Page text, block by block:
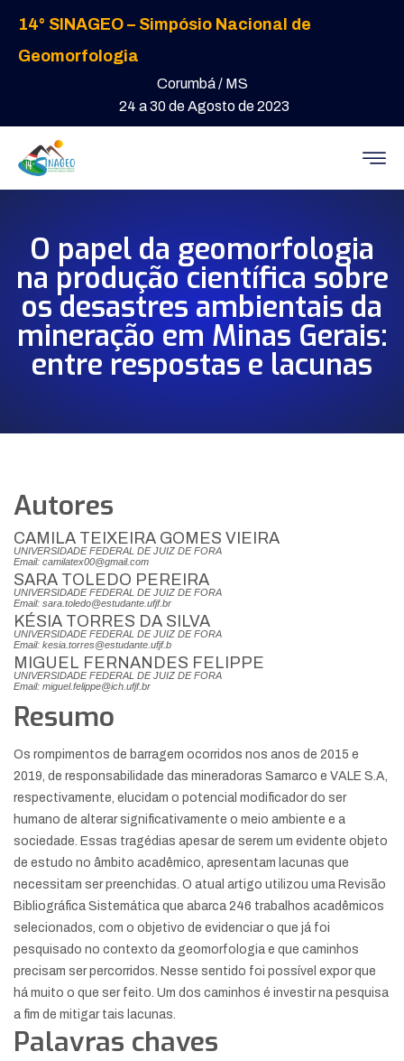
14° SINAGEO – Simpósio Nacional de
Geomorfologia
Corumbá / MS
24 a 30 de Agosto de 2023
O papel da geomorfologia
na produção científica sobre
os desastres ambientais da
mineração em Minas Gerais:
entre respostas e lacunas
Autores
CAMILA TEIXEIRA GOMES VIEIRA
UNIVERSIDADE FEDERAL DE JUIZ DE FORA
Email: camilatex00@gmail.com
SARA TOLEDO PEREIRA
UNIVERSIDADE FEDERAL DE JUIZ DE FORA
Email: sara.toledo@estudante.ufjf.br
KÉSIA TORRES DA SILVA
UNIVERSIDADE FEDERAL DE JUIZ DE FORA
Email: kesia.torres@estudante.ufjf.b
MIGUEL FERNANDES FELIPPE
UNIVERSIDADE FEDERAL DE JUIZ DE FORA
Email: miguel.felippe@ich.ufjf.br
Resumo
Os rompimentos de barragem ocorridos nos anos de 2015 e
2019, de responsabilidade das mineradoras Samarco e VALE S.A,
respectivamente, elucidam o potencial modificador do ser
humano de alterar significativamente o meio ambiente e a
sociedade. Essas tragédias apesar de serem um evidente objeto
de estudo no âmbito acadêmico, apresentam lacunas que
necessitam ser preenchidas. O atual artigo utilizou uma Revisão
Bibliográfica Sistemática que abarca 246 trabalhos acadêmicos
selecionados, com o objetivo de evidenciar o que já foi
pesquisado no contexto da geomorfologia e que caminhos
precisam ser percorridos. Nesse sentido foi possível expor que
há muito o que ser feito. Um dos caminhos é investir na pesquisa
a fim de mitigar tais lacunas.
Palavras chaves